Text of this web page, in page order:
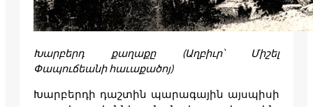
Խարբերդ քաղաքը (Աղբիւր՝ Միշել
Փապուճեանի հաւաքածոյ)
Խարբերդի դաշտին պարագային այսպիսի